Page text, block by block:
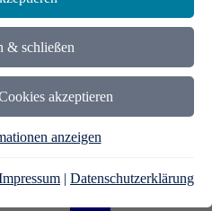
& schließen
akzeptieren
anzeigen
| Datenschutzerklärung